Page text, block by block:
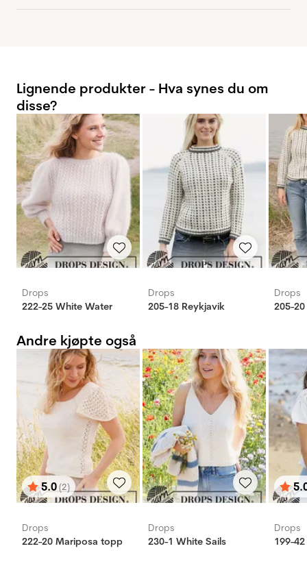
Lignende produkter - Hva synes du om
disse?
Drops
222-25 White Water
Drops
205-18 Reykjavik
Drops
205-
Andre kjøpte også
Karakter:
5.0(2)
av 5 mulige
Drops
222-20 Mariposa topp
Drops
230-1 White Sails
av 5
Drops
199-